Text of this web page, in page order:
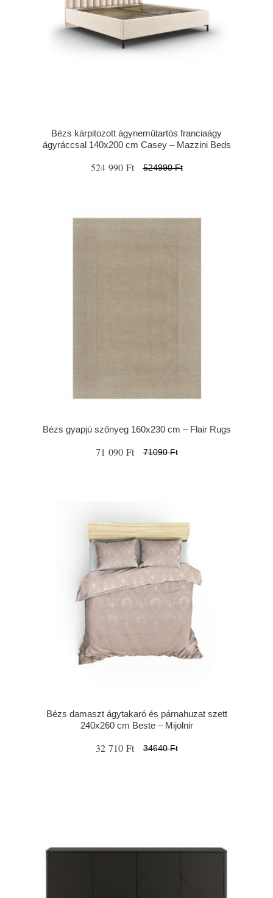
Bézs kárpitozott ágyneműtartós franciaágy
ágyráccsal 140x200 cm Casey – Mazzini Beds
524 990 Ft 524990 Ft
Bézs gyapjú szőnyeg 160x230 cm – Flair Rugs
71 090 Ft 71090 Ft
Bézs damaszt ágytakaró és párnahuzat szett
240x260 cm Beste – Mijolnir
32 710 Ft 34640 Ft